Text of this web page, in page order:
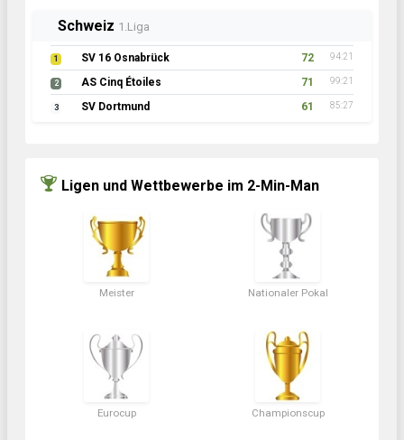
Schweiz 1.Liga
1 SV 16 Osnabrück 72 94:21
2 AS Cinq Étoiles 71 99:21
3 SV Dortmund 61 85:27
Ligen und Wettbewerbe im 2-Min-Man
Meister Nationaler Pokal
Eurocup Championscup